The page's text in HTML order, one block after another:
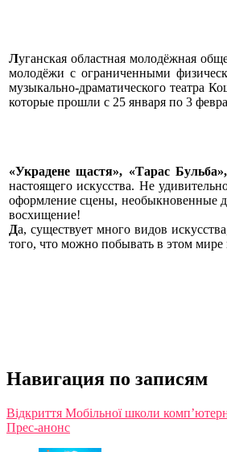
Луганская областная молодёжная
молодёжи с ограниченными
музыкально-драматического театра
которые прошли с 25 января по 3
«Украдене щастя», «Тарас
настоящего искусства. Не
оформление сцены, необыкновенные
восхищение!
Да, существует много видов
того, что можно побывать в этом мире
Навигация по записям
Відкриття Мобільної школи
Прес-анонс